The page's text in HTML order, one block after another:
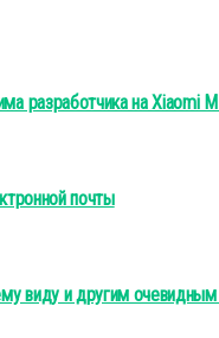
разработчика на Xiaomi
почты
виду и другим очевидным